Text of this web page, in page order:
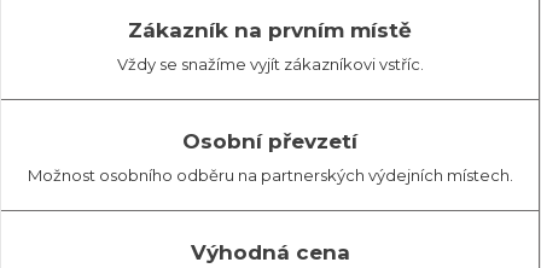
Zákazník na prvním místě
Vždy se snažíme vyjít zákazníkovi vstříc.
Osobní převzetí
Možnost osobního odběru na partnerských výdejních místech.
Výhodná cena